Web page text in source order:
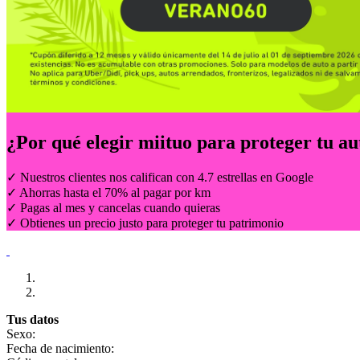
¿Por qué elegir miituo para proteger tu
✓ Nuestros clientes nos califican con 4.7 estrellas en Google
✓ Ahorras hasta el 70% al pagar por km
✓ Pagas al mes y cancelas cuando quieras
✓ Obtienes un precio justo para proteger tu patrimonio
Tus datos
Sexo:
Fecha de nacimiento: